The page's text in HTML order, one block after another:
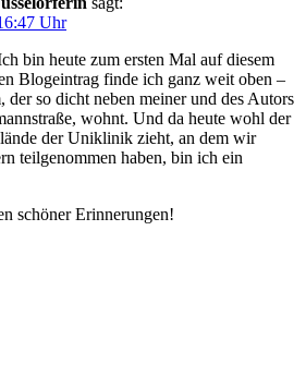
Uhr
bin heute zum ersten Mal auf diesem
Blogeintrag finde ich ganz weit oben –
so dicht neben meiner und des Autors
wohnt. Und da heute wohl der
der Uniklinik zieht, an dem wir
teilgenommen haben, bin ich ein
schöner Erinnerungen!